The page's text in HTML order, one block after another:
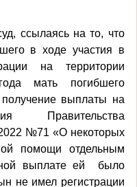
ссылаясь на то, что
в ходе участия в
на территории
мать погибшего
выплаты на
Правительства
№71 «О некоторых
помощи отдельным
выплате ей
было
не имел регистрации